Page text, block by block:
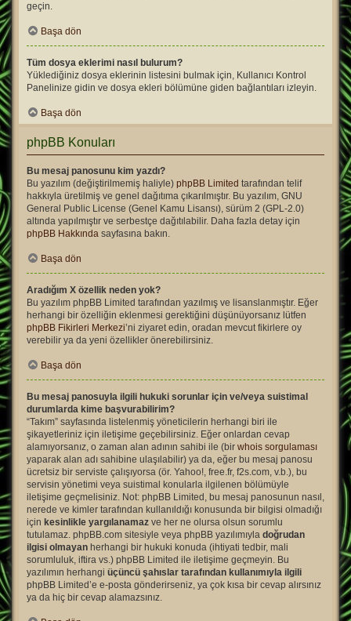
geçin.
Başa dön
Tüm dosya eklerimi nasıl bulurum?
Yüklediğiniz dosya eklerinin listesini bulmak için, Kullanıcı Kontrol
Panelinize gidin ve dosya ekleri bölümüne giden bağlantıları izleyin.
Başa dön
phpBB Konuları
Bu mesaj panosunu kim yazdı?
Bu yazılım (değiştirilmemiş haliyle) phpBB Limited tarafından telif
hakkıyla üretilmiş ve genel dağıtıma çıkarılmıştır. Bu yazılım, GNU
General Public License (Genel Kamu Lisansı), sürüm 2 (GPL-2.0)
altında yapılmıştır ve serbestçe dağıtılabilir. Daha fazla detay için
phpBB Hakkında sayfasına bakın.
Başa dön
Aradığım X özellik neden yok?
Bu yazılım phpBB Limited tarafından yazılmış ve lisanslanmıştır. Eğer
herhangi bir özelliğin eklenmesi gerektiğini düşünüyorsanız lütfen
phpBB Fikirleri Merkezi’ni ziyaret edin, oradan mevcut fikirlere oy
verebilir ya da yeni özellikler önerebilirsiniz.
Başa dön
Bu mesaj panosuyla ilgili hukuki sorunlar için ve/veya suistimal
durumlarda kime başvurabilirim?
“Takım” sayfasında listelenmiş yöneticilerin herhangi biri ile
şikayetleriniz için iletişime geçebilirsiniz. Eğer onlardan cevap
alamıyorsanız, o zaman alan adının sahibi ile (bir whois sorgulaması
yaparak alan adı sahibine ulaşılabilir) ya da, eğer bu mesaj panosu
ücretsiz bir serviste çalışıyorsa (ör. Yahoo!, free.fr, f2s.com, v.b.), bu
servisin yönetimi veya suistimal konularla ilgilenen bölümüyle
iletişime geçmelisiniz. Not: phpBB Limited, bu mesaj panosunun nasıl,
nerede ve kimler tarafından kullanıldığı konusunda bir bilgisi olmadığı
için kesinlikle yargılanamaz ve her ne olursa olsun sorumlu
tutulamaz. phpBB.com sitesiyle veya phpBB yazılımıyla doğrudan
ilgisi olmayan herhangi bir hukuki konuda (ihtiyati tedbir, mali
sorumluluk, iftira vs.) phpBB Limited ile iletişime geçmeyin. Bu
yazılımın herhangi üçüncü şahıslar tarafından kullanımıyla ilgili
phpBB Limited’e e-posta gönderirseniz, ya çok kısa bir cevap alırsınız
ya da hiç bir cevap alamazsınız.